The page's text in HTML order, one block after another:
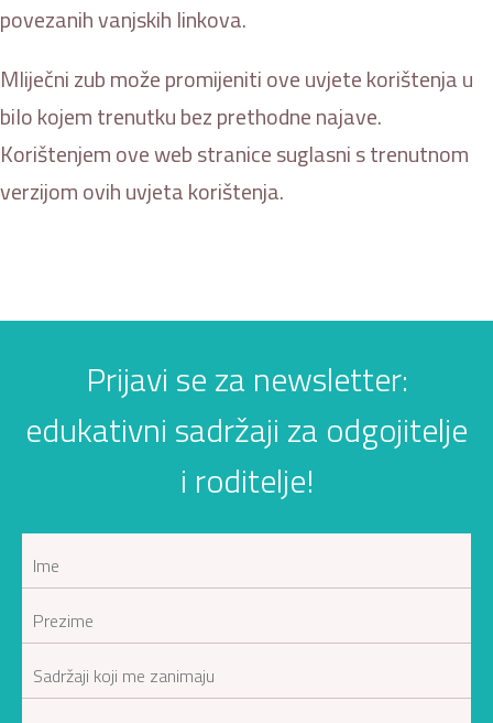
povezanih vanjskih linkova.
Mliječni zub može promijeniti ove uvjete korištenja u
bilo kojem trenutku bez prethodne najave.
Korištenjem ove web stranice suglasni s trenutnom
verzijom ovih uvjeta korištenja.
Prijavi se za newsletter:
edukativni sadržaji za odgojitelje
i roditelje!